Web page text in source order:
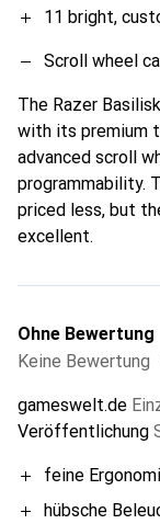
11 bright,
Scroll wheel
The Razer
with its premium
advanced scroll
programmability.
priced less, but
excellent.
Ohne Bewertung
Keine Bewertung
gameswelt.de
Veröffentlichung
feine
hübsche